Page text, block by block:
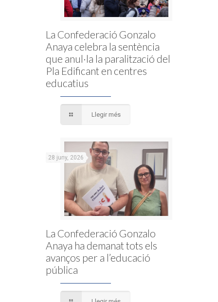
La Confederació Gonzalo
Anaya celebra la sentència
que anul·la la paralització del
Pla Edificant en centres
educatius
Llegir més
28 juny, 2026
La Confederació Gonzalo
Anaya ha demanat tots els
avanços per a l’educació
pública